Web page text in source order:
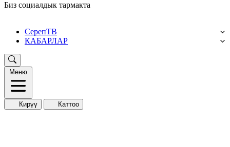
Биз социалдык тармакта
СерепТВ
КАБАРЛАР
Меню
Кирүү Каттоо